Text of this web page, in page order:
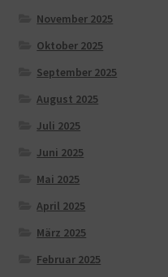
November 2025
Oktober 2025
September 2025
August 2025
Juli 2025
Juni 2025
Mai 2025
April 2025
März 2025
Februar 2025